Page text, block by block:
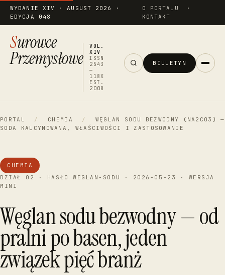
WYDANIE XIV · AUGUST 2026 ·
EDYCJA 048
O PORTALU
·
KONTAKT
Surowce
Przemysłowe
VOL.
XIV
ISSN
2543
—
118X
EST.
2008
BIULETYN
PORTAL / CHEMIA /
WĘGLAN SODU BEZWODNY (NA2CO3) —
SODA KALCYNOWANA, WŁAŚCIWOŚCI I ZASTOSOWANIE
CHEMIA
DZIAŁ 02 · HASŁO WEGLAN-SODU · 2026-05-23 · WERSJA
MINI
Węglan sodu bezwodny — od
pralni po basen, jeden
związek pięć branż